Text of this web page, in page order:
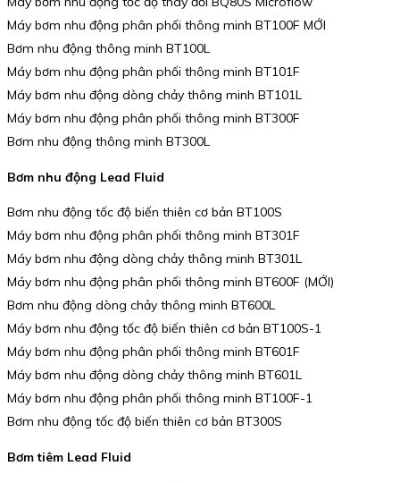
Máy bơm nhu động phân phối thông minh BT100F MỚI
Bơm nhu động thông minh BT100L
Máy bơm nhu động phân phối thông minh BT101F
Máy bơm nhu động dòng chảy thông minh BT101L
Máy bơm nhu động phân phối thông minh BT300F
Bơm nhu động thông minh BT300L
Bơm nhu động Lead Fluid
Bơm nhu động tốc độ biến thiên cơ bản BT100S
Máy bơm nhu động phân phối thông minh BT301F
Máy bơm nhu động dòng chảy thông minh BT301L
Máy bơm nhu động phân phối thông minh BT600F (MỚI)
Bơm nhu động dòng chảy thông minh BT600L
Máy bơm nhu động tốc độ biến thiên cơ bản BT100S-1
Máy bơm nhu động phân phối thông minh BT601F
Máy bơm nhu động dòng chảy thông minh BT601L
Máy bơm nhu động phân phối thông minh BT100F-1
Bơm nhu động tốc độ biến thiên cơ bản BT300S
Bơm tiêm Lead Fluid